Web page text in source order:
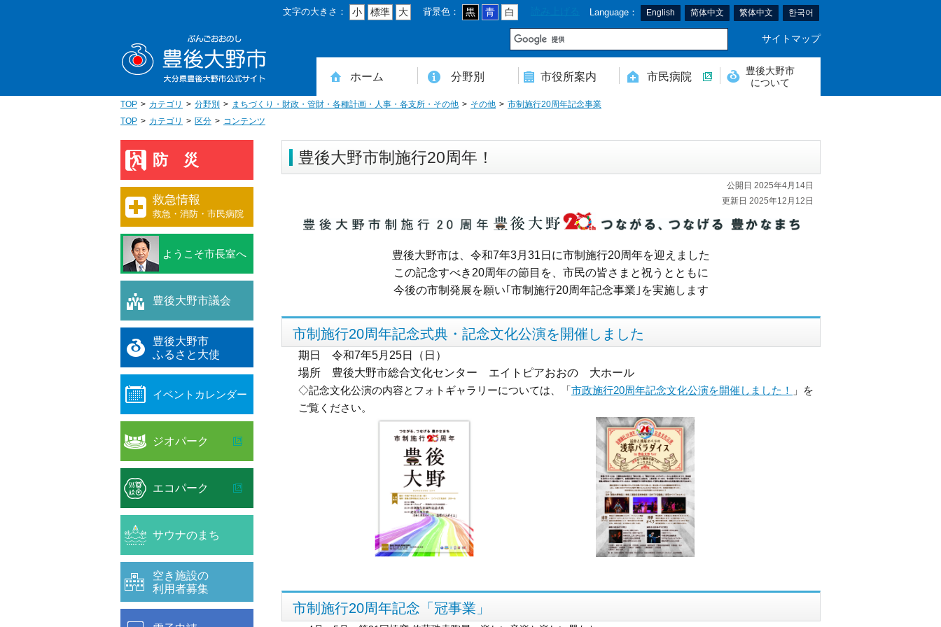
移
文字の大きさ： 小 標準 大 背景色： 黒 青 白 Language： English 简体中文 繁体中文 한국어
サイトマップ
ホーム 分野別
住民登録・戸籍・印鑑・マイナンバー
税・年金・国民健康保険・後期高齢者医療
教育・文化・スポーツ・人権・男女共同参画
健康・医療・介護・福祉・食育
消防・防災・安全・環境・ごみ・住宅・水道
商工・労働・消費者行政
入札・契約・工事・委託
農業・林業・農業委員会事務局
道路・都市計画・地籍・交通
議会・選管・監査
まちづくり・財政・管財・各種計画・人事・各支所・その他
市役所案内
本庁舎案内図
庁舎案内
行政組織
市民病院
豊後大野市
について
人口・世帯数・高齢者人口
豊後大野市の概要
豊後大野市の歴史
合併経過
市章・市民憲章・市花・市木等
豊後大野市友好交流協定
豊後大野市のすがた
豊後大野市の観光
豊後大野市の各種計画
ようこそ市長室へ
名誉市民
豊後大野市ふるさと大使
TOP カテゴリ 分野別 まちづくり・財政・管財・各種計画・人事・各支所・その他 その他
市制施行20周年記念事業
TOP
カテゴリ 区分 コンテンツ
豊後大野市制施行20周年！
公開日 2025年4月14日
更新日 2025年12月12日
豊後大野市は、令和7年3月31日に市制施行20周年を迎えました
この記念すべき20周年の節目を、市民の皆さまと祝うとともに
今後の市制発展を願い｢ 市制施行20周年記念事業｣を実施します
市制施行20周年記念式典・記念文化公演を開催しました
期日 令和7年5月25日（日）
場所 豊後大野市総合文化センター エイトピアおおの 大ホール
◇記念文化公演の内容とフォトギャラリーについては、「市政施行20周年記念文化公演を開催しました！
」を
ご覧ください。
市制施行20周年記念「冠事業」
防災
救急情報
救急・消防・市民病院
ようこそ市長室へ
豊後大野市議会
豊後大野市
ふるさと大使
イベントカレンダー
ジオパーク
エコパーク
サウナのまち
空き施設の
利用者募集